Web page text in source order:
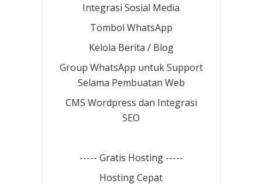
Integrasi Sosial Media
Tombol WhatsApp
Kelola Berita / Blog
Group WhatsApp untuk Support
Selama Pembuatan Web
CMS Wordpress dan Integrasi
SEO
----- Gratis Hosting -----
Hosting Cepat